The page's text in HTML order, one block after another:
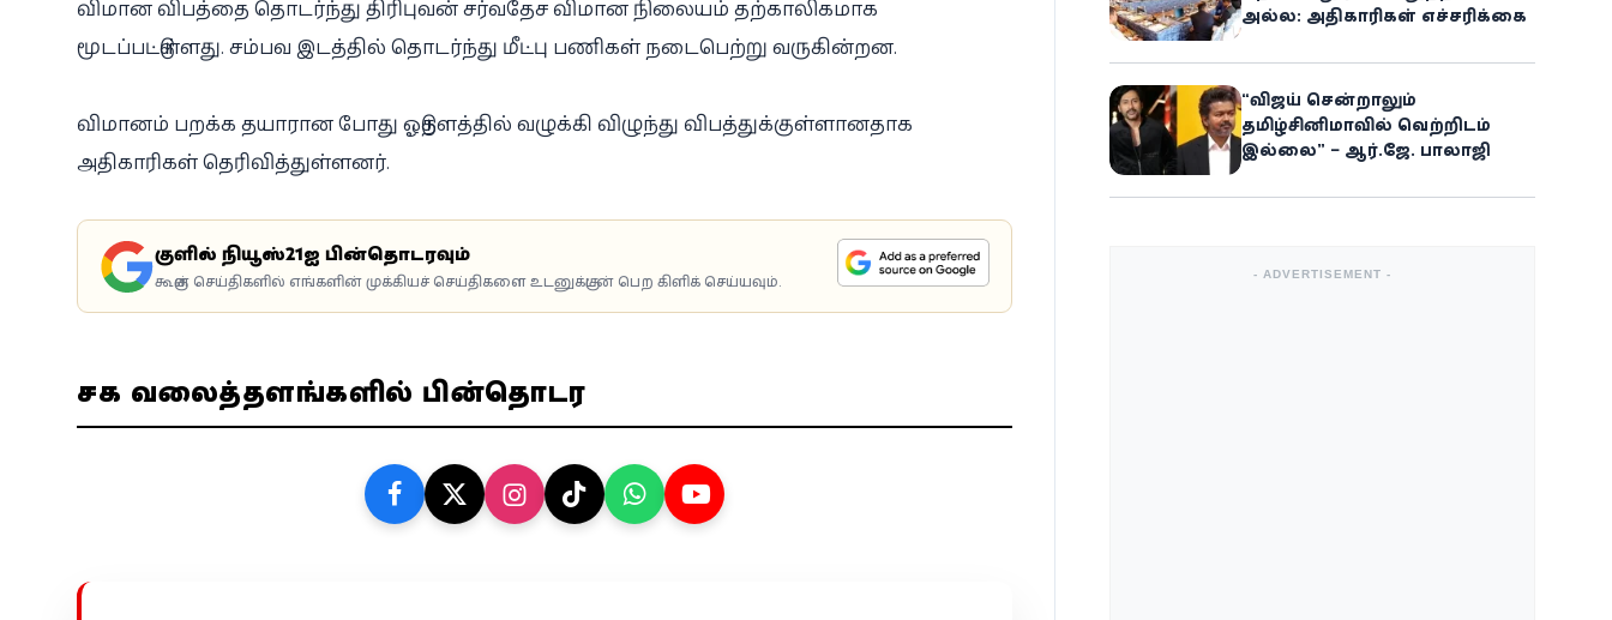
விமான விபத்தை தொடர்ந்து திரிபுவன் சர்வதேச விமான நிலையம் தற்காலிகமாக
மூடப்பட்டுள்ளது. சம்பவ இடத்தில் தொடர்ந்து மீட்பு பணிகள் நடைபெற்று வருகின்றன.
விமானம் பறக்க தயாரான போது ஓடுதளத்தில் வழுக்கி விழுந்து விபத்துக்குள்ளானதாக
அதிகாரிகள் தெரிவித்துள்ளனர்.
கூகுளில் நியூஸ்21ஐ பின்தொடரவும்
கூகுள் செய்திகளில் எங்களின் முக்கியச் செய்திகளை உடனுக்குடன் பெற கிளிக் செய்யவும்.
சமூக வலைத்தளங்களில் பின்தொடர
அல்ல: அதிகாரிகள் எச்சரிக்கை
“விஜய் சென்றாலும்
தமிழ்சினிமாவில் வெற்றிடம்
இல்லை” – ஆர்.ஜே. பாலாஜி
- ADVERTISEMENT -